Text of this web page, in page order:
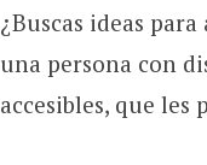
¿Buscas ideas
una persona con
accesibles, que